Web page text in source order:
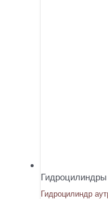
Гидроцилиндр